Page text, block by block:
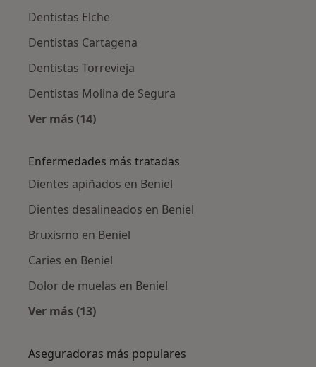
Dentistas Elche
Dentistas Cartagena
Dentistas Torrevieja
Dentistas Molina de Segura
Ver más (14)
Enfermedades más tratadas
Dientes apiñados en Beniel
Dientes desalineados en Beniel
Bruxismo en Beniel
Caries en Beniel
Dolor de muelas en Beniel
Ver más (13)
Aseguradoras más populares